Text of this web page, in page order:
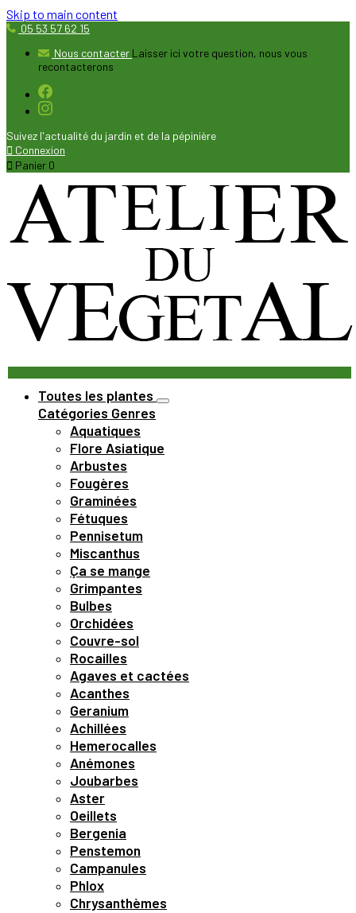
Skip to main content
05 53 57 62 15
Nous contacter Laisser ici votre question, nous vous
recontacterons
Suivez l'actualité du jardin et de la pépinière
 Connexion
 Panier 0
Toutes les plantes
Catégories Genres
Aquatiques
Flore Asiatique
Arbustes
Fougères
Graminées
Fétuques
Pennisetum
Miscanthus
Ça se mange
Grimpantes
Bulbes
Orchidées
Couvre-sol
Rocailles
Agaves et cactées
Acanthes
Geranium
Achillées
Hemerocalles
Anémones
Joubarbes
Aster
Oeillets
Bergenia
Penstemon
Campanules
Phlox
Chrysanthèmes